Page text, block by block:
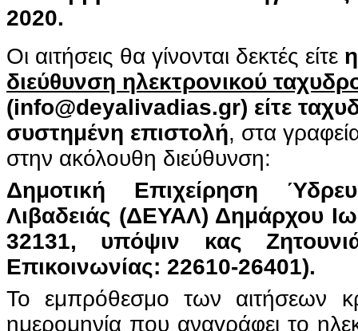
2020.
Οι αιτήσεις θα γίνονται δεκτές είτε
διεύθυνση ηλεκτρονικού
(info@deyalivadias.gr) είτε
συστημένη επιστολή, στα
στην ακόλουθη διεύθυνση:
Δημοτική Επιχείρηση
Λιβαδειάς (ΔΕΥΑΛ) Δημάρχου
32131,
υπόψιν κας
Επικοινωνίας: 22610-26401).
Το εμπρόθεσμο των αιτήσεων
ημερομηνία που αναγράφει το